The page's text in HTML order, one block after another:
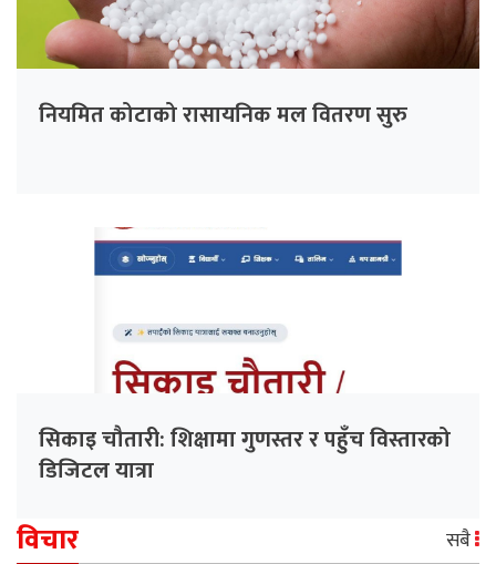
नियमित कोटाको रासायनिक मल वितरण सुरु
सिकाइ चौतारी: शिक्षामा गुणस्तर र पहुँच विस्तारको
डिजिटल यात्रा
विचार सबै